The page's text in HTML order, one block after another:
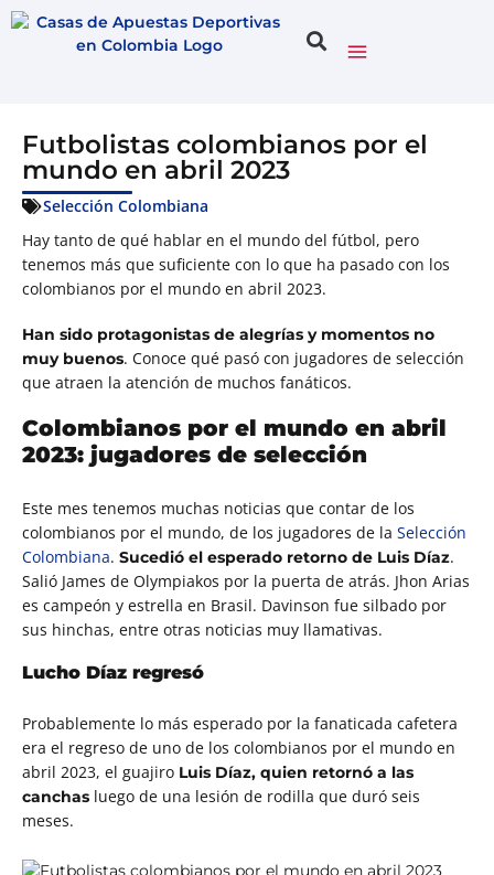
Futbolistas colombianos por el
mundo en abril 2023
Selección Colombiana
Hay tanto de qué hablar en el mundo del fútbol, pero
tenemos más que suficiente con lo que ha pasado con los
colombianos por el mundo en abril 2023.
Han sido protagonistas de alegrías y momentos no
muy buenos. Conoce qué pasó con jugadores de selección
que atraen la atención de muchos fanáticos.
Colombianos por el mundo en abril
2023: jugadores de selección
Este mes tenemos muchas noticias que contar de los
colombianos por el mundo, de los jugadores de la Selección
Colombiana. Sucedió el esperado retorno de Luis Díaz.
Salió James de Olympiakos por la puerta de atrás. Jhon Arias
es campeón y estrella en Brasil. Davinson fue silbado por
sus hinchas, entre otras noticias muy llamativas.
Lucho Díaz regresó
Probablemente lo más esperado por la fanaticada cafetera
era el regreso de uno de los colombianos por el mundo en
abril 2023, el guajiro Luis Díaz, quien retornó a las
canchas luego de una lesión de rodilla que duró seis
meses.